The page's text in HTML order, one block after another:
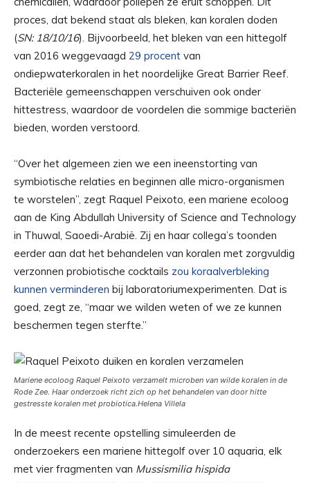
proces, dat bekend staat als bleken, kan koralen doden
(SN: 18/10/16). Bijvoorbeeld, het bleken van een hittegolf
van 2016 weggevaagd 29 procent van
ondiepwaterkoralen in het noordelijke Great Barrier Reef.
Bacteriële gemeenschappen verschuiven ook onder
hittestress, waardoor de voordelen die sommige bacteriën
bieden, worden verstoord.
“Over het algemeen zien we een ineenstorting van
symbiotische relaties en beginnen alle micro-organismen
te worstelen”, zegt Raquel Peixoto, een mariene ecoloog
aan de King Abdullah University of Science and Technology
in Thuwal, Saoedi-Arabië. Zij en haar collega’s toonden
eerder aan dat het behandelen van koralen met zorgvuldig
verzonnen probiotische cocktails zou koraalverbleking
kunnen verminderen bij laboratoriumexperimenten. Dat is
goed, zegt ze, “maar we wilden weten of we ze kunnen
beschermen tegen sterfte.”
Mariene ecoloog Raquel Peixoto verzamelt microben van wilde koralen in de
Rode Zee. Haar onderzoek richt zich op het behandelen van door hitte
gestresste koralen met probiotica.Helena Villela
In de meest recente opstelling simuleerden de
onderzoekers een mariene hittegolf over 10 aquaria, elk
met vier fragmenten van Mussismilia hispida